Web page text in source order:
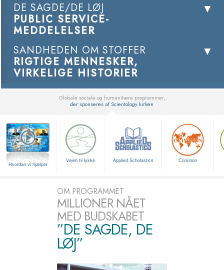
DE SAGDE/DE LØJ
PUBLIC SERVICE-
MEDDELELSER
SANDHEDEN OM STOFFER
RIGTIGE MENNESKER,
VIRKELIGE HISTORIER
Globale sociale og humanitære programmer,
der sponseres af Scientology kirken
Hvordan vi hjælper
Vejen til lykke Applied Scholastics Criminon
OM PROGRAMMET
MILLIONER NÅET
MED BUDSKABET
”DE SAGDE, DE
LØJ”